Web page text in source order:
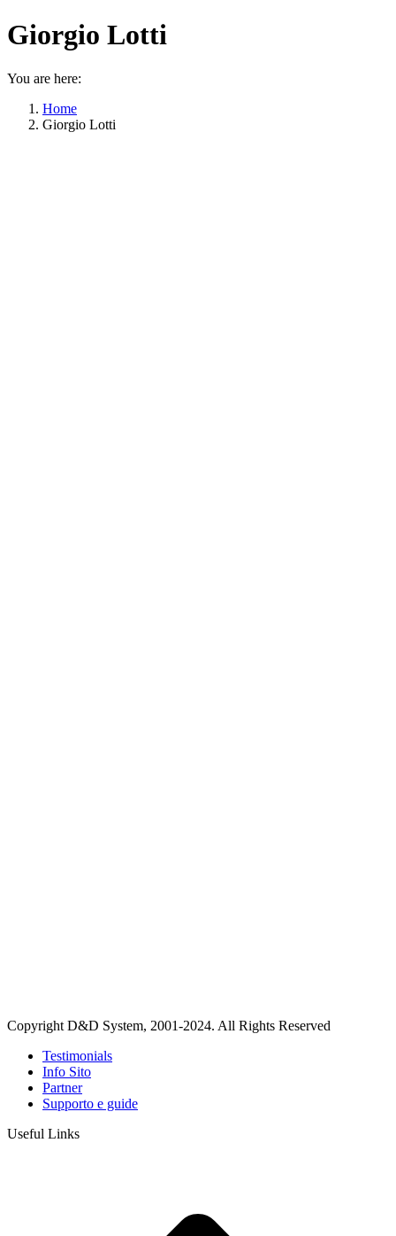
Giorgio Lotti
You are here:
Home
Giorgio Lotti
Copyright D&D System, 2001-2024. All Rights Reserved
Testimonials
Info Sito
Partner
Supporto e guide
Useful Links